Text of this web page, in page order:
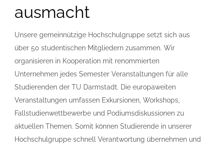
ausmacht
Unsere gemeinnützige Hochschulgruppe setzt sich aus
über 50 studentischen Mitgliedern zusammen. Wir
organisieren in Kooperation mit renommierten
Unternehmen jedes Semester Veranstaltungen für alle
Studierenden der TU Darmstadt. Die europaweiten
Veranstaltungen umfassen Exkursionen, Workshops,
Fallstudienwettbewerbe und Podiumsdiskussionen zu
aktuellen Themen. Somit können Studierende in unserer
Hochschulgruppe schnell Verantwortung übernehmen und